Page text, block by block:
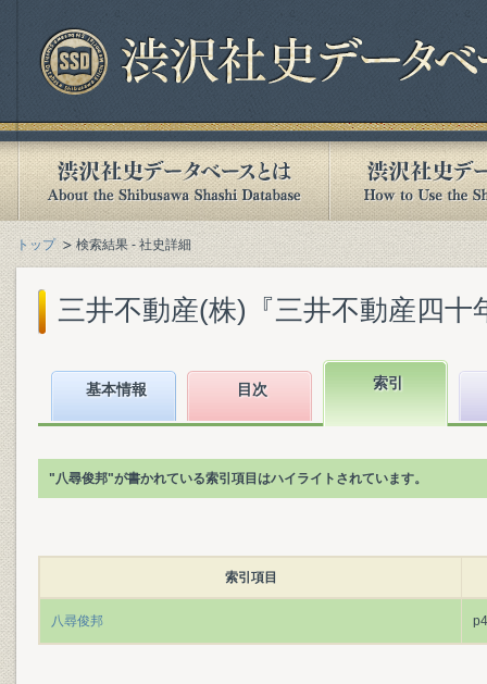
トップ 検索結果 - 社史詳細
三井不動産(株)『三井不動産四十
基本情報 目次 索引
"八尋俊邦"が書かれている索引項目はハイライトされています。
索引項目
八尋俊邦